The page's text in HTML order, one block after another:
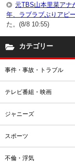
元TBS山本里菜ア
年、ラブラブぶりアピ
た。(8/8 10:55)
カテゴリー
事件・事故・トラブル
テレビ番組・映画
ジャニーズ
スポーツ
不倫・浮気